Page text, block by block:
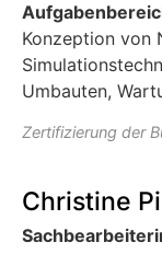
Konzeption von
Umbauten,
Zertifizierung der
Christine